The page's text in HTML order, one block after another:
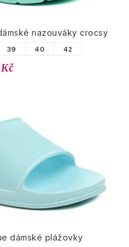
nazouváky crocsy
39 40 42
dámské plážovky